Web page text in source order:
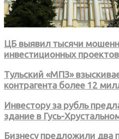
ЦБ выявил тысячи
инвестиционных проектов
Тульский «МПЗ»
контрагента более 12
Инвестору за рубль
здание в Гусь-
Бизнесу предложили